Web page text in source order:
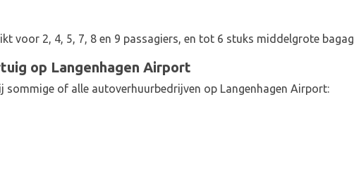
voor 2, 4, 5, 7, 8 en 9 passagiers, en tot 6 stuks middelgrote
op Langenhagen Airport
of alle autoverhuurbedrijven op Langenhagen Airport: